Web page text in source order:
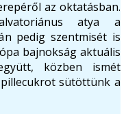
az oktatásban.
atya a
pedig szentmisét is
bajnokság aktuális
közben ismét
sütöttünk a